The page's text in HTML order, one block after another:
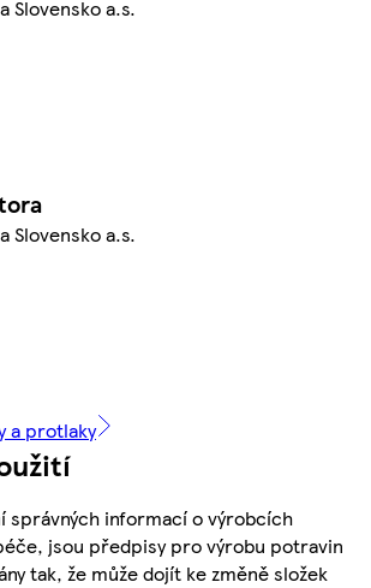
Slovensko a.s.
Slovensko a.s.
a protlaky
správných informací o výrobcích
jsou předpisy pro výrobu potravin
tak, že může dojít ke změně složek